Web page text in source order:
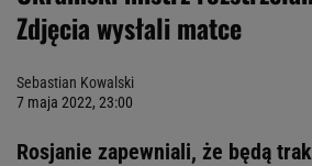
Zdjęcia wysłali matce
Sebastian Kowalski
7 maja 2022, 23:00
Rosjanie zapewniali, że będą